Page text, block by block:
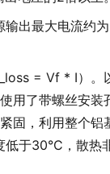
输出最大电流约
= Vf * I）
用了带螺丝安
固，利用整个
于30°C，散热